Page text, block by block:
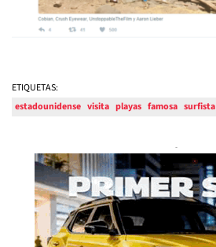
ETIQUETAS:
estadounidense visita playas famosa surfista